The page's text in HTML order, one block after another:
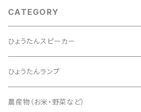
CATEGORY
ひょうたんスピーカー
ひょうたんランプ
農産物（お米・野菜など）